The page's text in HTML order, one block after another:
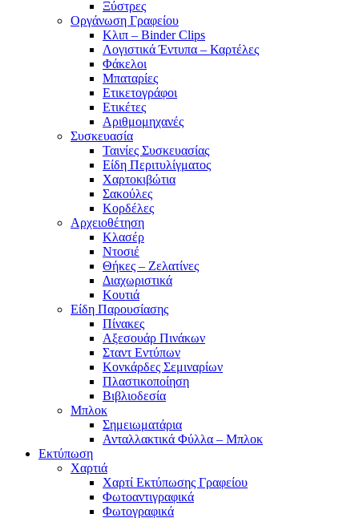
Ξύστρες
Οργάνωση Γραφείου
Κλιπ – Binder Clips
Λογιστικά Έντυπα – Καρτέλες
Φάκελοι
Μπαταρίες
Ετικετογράφοι
Ετικέτες
Αριθμομηχανές
Συσκευασία
Ταινίες Συσκευασίας
Είδη Περιτυλίγματος
Χαρτοκιβώτια
Σακούλες
Κορδέλες
Αρχειοθέτηση
Κλασέρ
Ντοσιέ
Θήκες – Ζελατίνες
Διαχωριστικά
Κουτιά
Είδη Παρουσίασης
Πίνακες
Αξεσουάρ Πινάκων
Σταντ Εντύπων
Κονκάρδες Σεμιναρίων
Πλαστικοποίηση
Βιβλιοδεσία
Μπλοκ
Σημειωματάρια
Ανταλλακτικά Φύλλα – Μπλοκ
Εκτύπωση
Χαρτιά
Χαρτί Εκτύπωσης Γραφείου
Φωτοαντιγραφικά
Φωτογραφικά